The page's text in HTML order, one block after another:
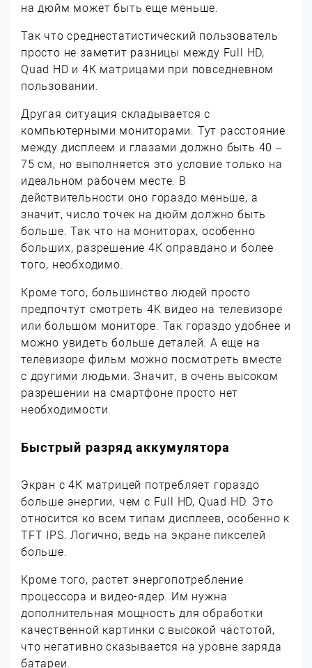
на дюйм может быть еще меньше.
Так что среднестатистический пользователь
просто не заметит разницы между Full HD,
Quad HD и 4К матрицами при повседневном
пользовании.
Другая ситуация складывается с
компьютерными мониторами. Тут расстояние
между дисплеем и глазами должно быть 40 –
75 см, но выполняется это условие только на
идеальном рабочем месте. В
действительности оно гораздо меньше, а
значит, число точек на дюйм должно быть
больше. Так что на мониторах, особенно
больших, разрешение 4К оправдано и более
того, необходимо.
Кроме того, большинство людей просто
предпочтут смотреть 4K видео на телевизоре
или большом мониторе. Так гораздо удобнее и
можно увидеть больше деталей. А еще на
телевизоре фильм можно посмотреть вместе
с другими людьми. Значит, в очень высоком
разрешении на смартфоне просто нет
необходимости.
Быстрый разряд аккумулятора
Экран с 4К матрицей потребляет гораздо
больше энергии, чем с Full HD, Quad HD. Это
относится ко всем типам дисплеев, особенно к
TFT IPS. Логично, ведь на экране пикселей
больше.
Кроме того, растет энергопотребление
процессора и видео-ядер. Им нужна
дополнительная мощность для обработки
качественной картинки с высокой частотой,
что негативно сказывается на уровне заряда
батареи.